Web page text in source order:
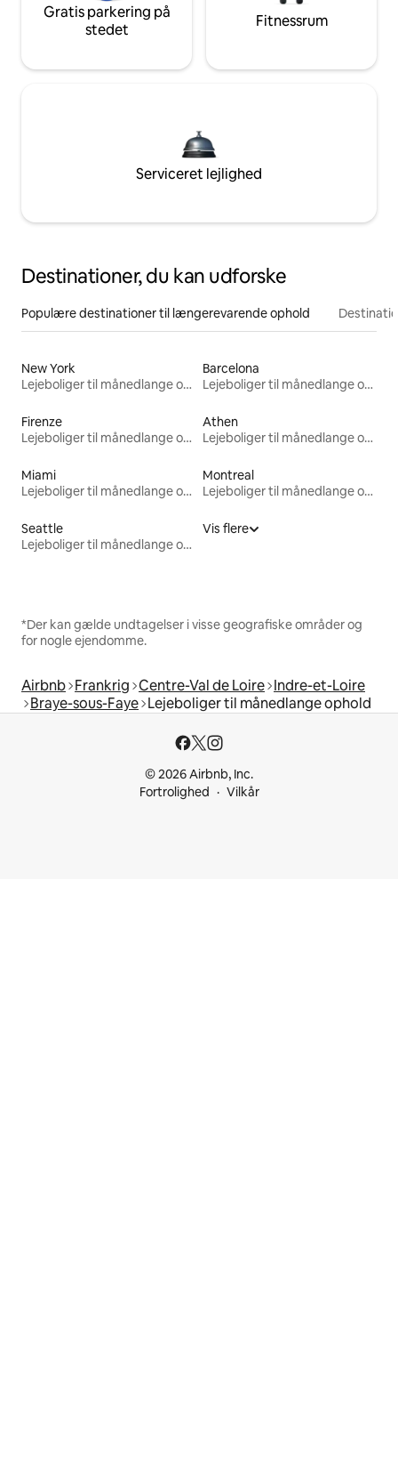
Gratis parkering på
stedet
Fitnessrum
Serviceret lejlighed
Destinationer, du kan udforske
Populære destinationer til længerevarende ophold
New York
Lejeboliger til månedlange ophold
Barcelona
Lejeboliger til månedlange ophold
Firenze
Lejeboliger til månedlange ophold
Athen
Lejeboliger til månedlange ophold
Miami
Lejeboliger til månedlange ophold
Montreal
Lejeboliger til månedlange ophold
Seattle
Lejeboliger til månedlange ophold
Vis flere
*Der kan gælde undtagelser i visse geografiske områder og
for nogle ejendomme.
Airbnb Frankrig Centre-Val de Loire Indre-et-Loire
Braye-sous-Faye Lejeboliger til månedlange ophold
© 2026 Airbnb, Inc.
Fortrolighed
Vilkår